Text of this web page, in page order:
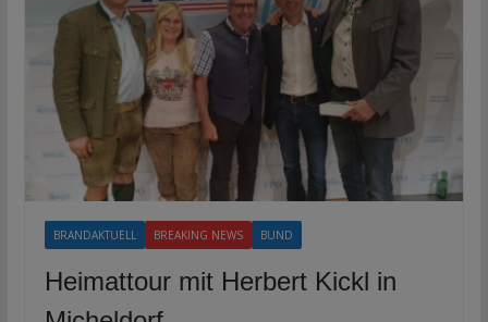
BRANDAKTUELL BREAKING NEWS BUND
Heimattour mit Herbert Kickl in